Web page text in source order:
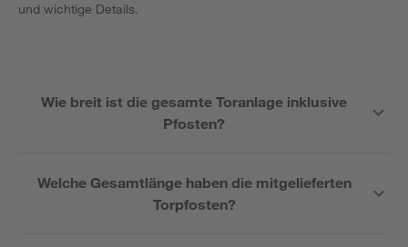
und wichtige Details.
Wie breit ist die gesamte Toranlage inklusive
Pfosten?
Welche Gesamtlänge haben die mitgelieferten
Torpfosten?